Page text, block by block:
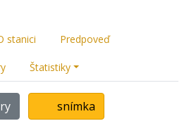
stanici Predpoveď
Štatistiky
snímka